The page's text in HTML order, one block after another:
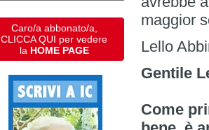
Caro/a abbonato/a,
CLICCA QUI per vedere
la HOME PAGE
maggior
Lello
Gentile
Come